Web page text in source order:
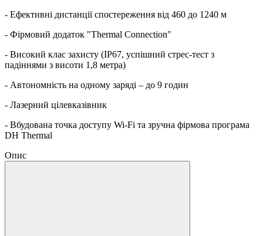
- Ефективні дистанції спостереження від 460 до 1240 м
- Фірмовий додаток "Thermal Connection"
- Високий клас захисту (IP67, успішний стрес-тест з
падіннями з висоти 1,8 метра)
- Автономність на одному заряді – до 9 годин
- Лазерний цілевказівник
- Вбудована точка доступу Wi-Fi та зручна фірмова програма
DH Thermal
Опис